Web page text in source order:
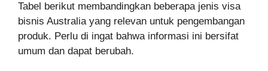
Tabel berikut membandingkan beberapa jenis visa
bisnis Australia yang relevan untuk pengembangan
produk. Perlu di ingat bahwa informasi ini bersifat
umum dan dapat berubah.